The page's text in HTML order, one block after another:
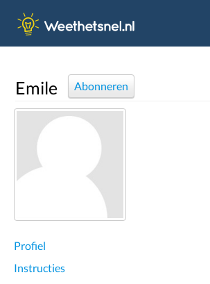
Emile Abonneren
Profiel
Instructies